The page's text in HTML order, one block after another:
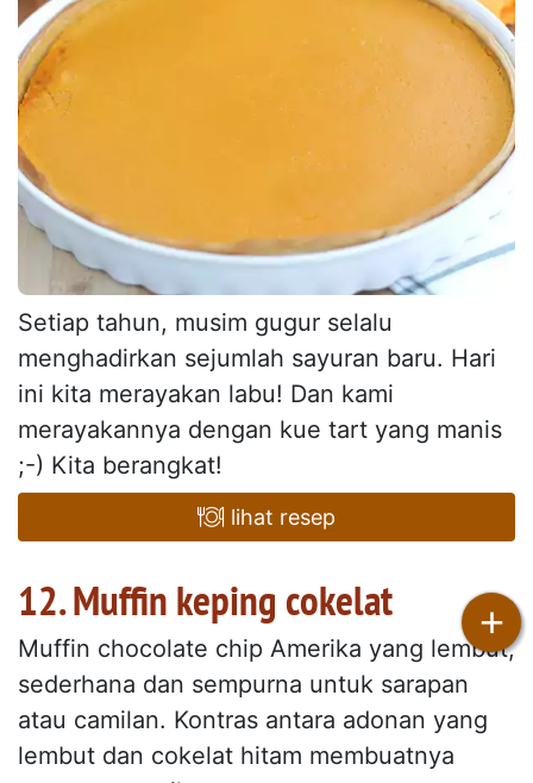
Setiap tahun, musim gugur selalu
menghadirkan sejumlah sayuran baru. Hari
ini kita merayakan labu! Dan kami
merayakannya dengan kue tart yang manis
;-) Kita berangkat!
lihat resep
12. Muffin keping cokelat
Muffin chocolate chip Amerika yang lembut,
sederhana dan sempurna untuk sarapan
atau camilan. Kontras antara adonan yang
lembut dan cokelat hitam membuatnya
+